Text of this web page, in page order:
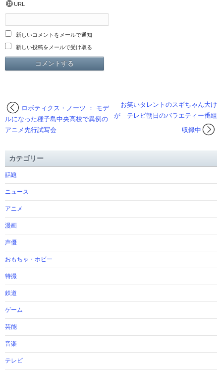
URL
新しいコメントをメールで通知
新しい投稿をメールで受け取る
お笑いタレントのスギちゃん大け
が テレビ朝日のバラエティー番組
収録中
ロボティクス・ノーツ ： モデ
ルになった種子島中央高校で異例の
アニメ先行試写会
カテゴリー
話題
ニュース
アニメ
漫画
声優
おもちゃ・ホビー
特撮
鉄道
ゲーム
芸能
音楽
テレビ